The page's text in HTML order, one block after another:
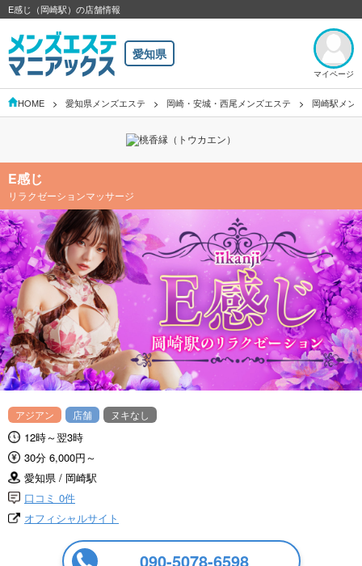
E感じ（岡崎駅）の店舗情報
愛知県
マイページ
HOME 愛知県メンズエステ 岡崎・安城・西尾メンズエステ 岡崎駅メン
E感じ
リラクゼーションマッサージ
アジアン 店舗 ヌキなし
12時～翌3時
30分 6,000円～
愛知県 / 岡崎駅
口コミ 0件
オフィシャルサイト
090-5078-6598